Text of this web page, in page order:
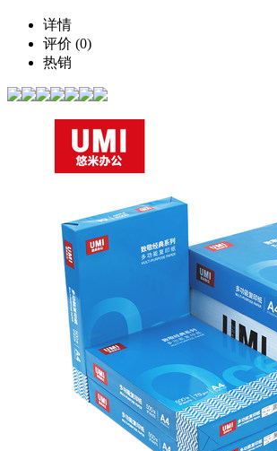
高级会员：￥
商品名称：
传美2000复印纸A480G 500张/包 5包装
商品编号：
CLG000078
商品品牌：
上架时间：
2019-03-05
商品重量：
102.000千克
库存：载入中··· 已售出：41
详情
评价 (0)
热销